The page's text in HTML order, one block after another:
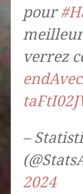
pour
verrez
–
2024